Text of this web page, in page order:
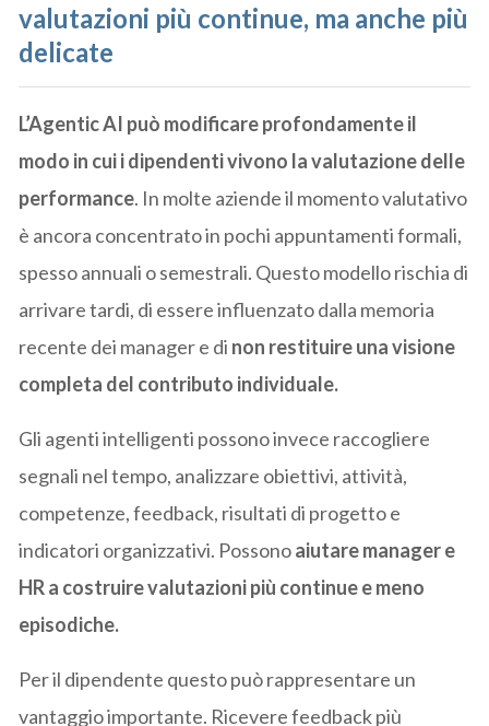
valutazioni più continue, ma anche più
delicate
L’Agentic AI può modificare profondamente il
modo in cui i dipendenti vivono la valutazione delle
performance. In molte aziende il momento valutativo
è ancora concentrato in pochi appuntamenti formali,
spesso annuali o semestrali. Questo modello rischia di
arrivare tardi, di essere influenzato dalla memoria
recente dei manager e di non restituire una visione
completa del contributo individuale.
Gli agenti intelligenti possono invece raccogliere
segnali nel tempo, analizzare obiettivi, attività,
competenze, feedback, risultati di progetto e
indicatori organizzativi. Possonoaiutare manager e
HR a costruire valutazioni più continue e meno
episodiche.
Per il dipendente questo può rappresentare un
vantaggio importante. Ricevere feedback più